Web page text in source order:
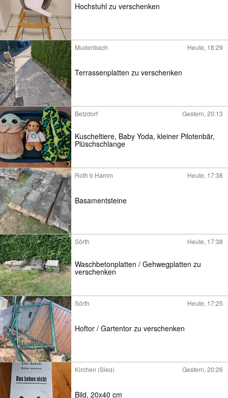
Hochstuhl zu verschenken
Mudenbach Heute, 18:29
Terrassenplatten zu verschenken
Betzdorf Gestern, 20:13
Kuscheltiere, Baby Yoda, kleiner Pilotenbär,
Plüschschlange
Roth b Hamm Heute, 17:38
Basamentsteine
Sörth Heute, 17:38
Waschbetonplatten / Gehwegplatten zu
verschenken
Sörth Heute, 17:25
Hoftor / Gartentor zu verschenken
Kirchen (Sieg) Gestern, 20:26
Bild, 20x40 cm